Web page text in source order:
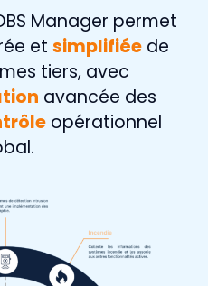
Manager permet
et simplifiée de
tiers, avec
avancée des
opérationnel